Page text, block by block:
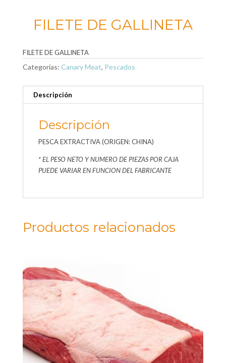
FILETE DE GALLINETA
FILETE DE GALLINETA
Categorías: Canary Meat, Pescados
Descripción
Descripción
PESCA EXTRACTIVA (ORIGEN: CHINA)
* EL PESO NETO Y NUMERO DE PIEZAS POR CAJA
PUEDE VARIAR EN FUNCION DEL FABRICANTE
Productos relacionados